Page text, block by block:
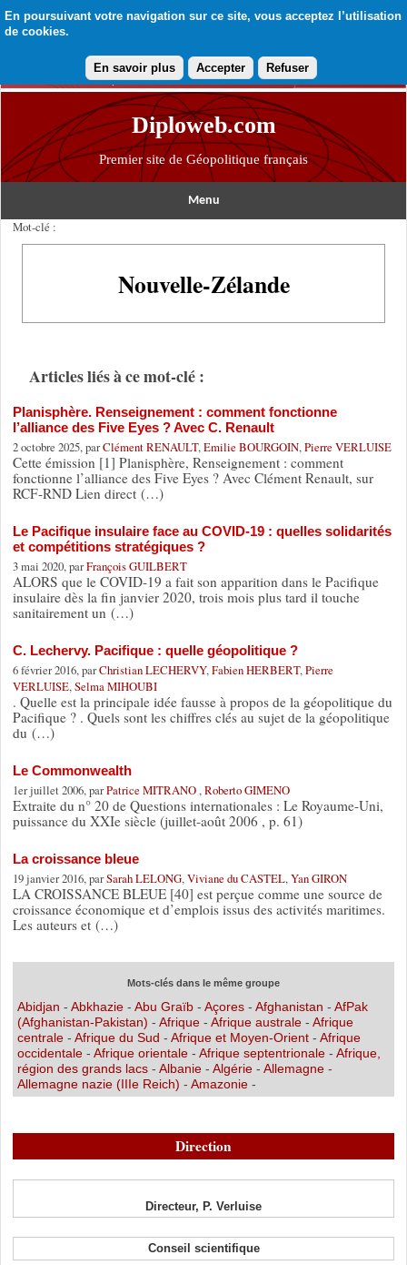
En poursuivant votre navigation sur ce site, vous acceptez l’utilisation
de cookies.
En savoir plus Accepter Refuser
Diploweb.com
Premier site de Géopolitique français
Menu
Mot-clé :
Nouvelle-Zélande
Articles liés à ce mot-clé :
Planisphère. Renseignement : comment fonctionne
l’alliance des Five Eyes ? Avec C. Renault
2 octobre 2025, parClément RENAULT, Emilie BOURGOIN, Pierre VERLUISE
Cette émission [1] Planisphère, Renseignement : comment
fonctionne l’alliance des Five Eyes ? Avec Clément Renault, sur
RCF-RND Lien direct (…)
Le Pacifique insulaire face au COVID-19 : quelles solidarités
et compétitions stratégiques ?
3 mai 2020, parFrançois GUILBERT
ALORS que le COVID-19 a fait son apparition dans le Pacifique
insulaire dès la fin janvier 2020, trois mois plus tard il touche
sanitairement un (…)
C. Lechervy. Pacifique : quelle géopolitique ?
6 février 2016, parChristian LECHERVY, Fabien HERBERT, Pierre
VERLUISE, Selma MIHOUBI
. Quelle est la principale idée fausse à propos de la géopolitique du
Pacifique ? . Quels sont les chiffres clés au sujet de la géopolitique
du (…)
Le Commonwealth
1er juillet 2006, parPatrice MITRANO , Roberto GIMENO
Extraite du n° 20 de Questions internationales : Le Royaume-Uni,
puissance du XXIe siècle (juillet-août 2006 , p. 61)
La croissance bleue
19 janvier 2016, parSarah LELONG, Viviane du CASTEL, Yan GIRON
LA CROISSANCE BLEUE [40] est perçue comme une source de
croissance économique et d’emplois issus des activités maritimes.
Les auteurs et (…)
Mots-clés dans le même groupe
Abidjan - Abkhazie- Abu Graïb- Açores- Afghanistan - AfPak
(Afghanistan-Pakistan) - Afrique- Afrique australe- Afrique
centrale - Afrique du Sud - Afrique et Moyen-Orient - Afrique
occidentale - Afrique orientale - Afrique septentrionale - Afrique,
région des grands lacs- Albanie - Algérie - Allemagne -
Allemagne nazie (IIIe Reich) - Amazonie-
Direction
Directeur, P. Verluise
Conseil scientifique